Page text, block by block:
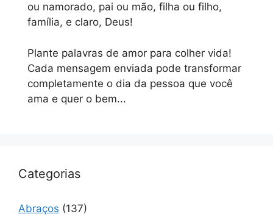
ou namorado, pai ou mão, filha ou filho,
família, e claro, Deus!
Plante palavras de amor para colher vida!
Cada mensagem enviada pode transformar
completamente o dia da pessoa que você
ama e quer o bem...
Categorias
Abraços (137)